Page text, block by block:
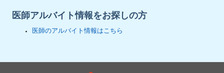
医師アルバイト情報をお探しの方
医師のアルバイト情報はこちら